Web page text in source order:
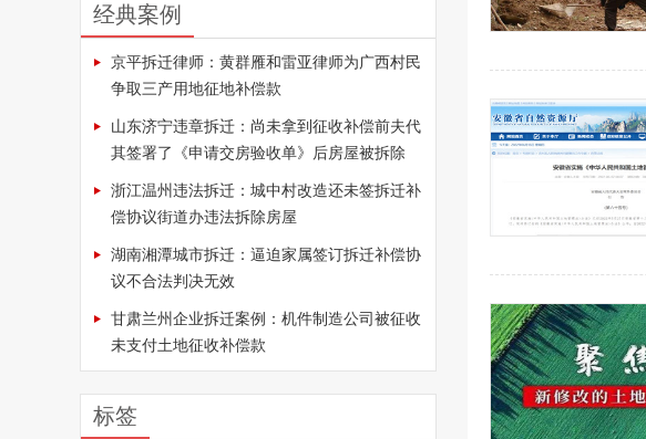
经典案例
京平拆迁律师：黄群雁和雷亚律师为广西村民
争取三产用地征地补偿款
山东济宁违章拆迁：尚未拿到征收补偿前夫代
其签署了《申请交房验收单》后房屋被拆除
浙江温州违法拆迁：城中村改造还未签拆迁补
偿协议街道办违法拆除房屋
湖南湘潭城市拆迁：逼迫家属签订拆迁补偿协
议不合法判决无效
甘肃兰州企业拆迁案例：机件制造公司被征收
未支付土地征收补偿款
标签